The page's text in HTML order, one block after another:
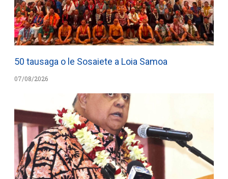
50 tausaga o le Sosaiete a Loia Samoa
07/08/2026